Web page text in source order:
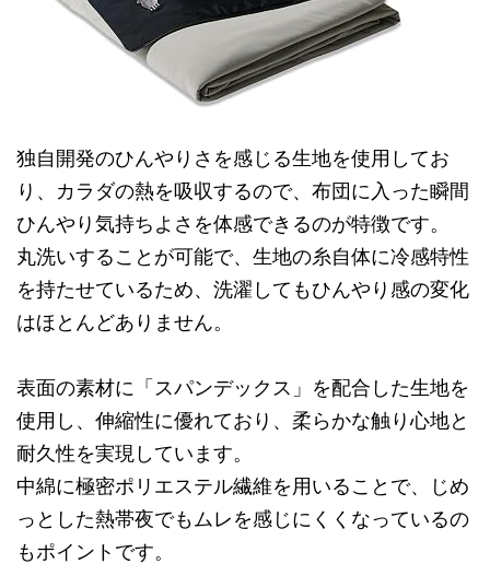
独自開発のひんやりさを感じる生地を使用してお
り、カラダの熱を吸収するので、布団に入った瞬間
ひんやり気持ちよさを体感できるのが特徴です。
丸洗いすることが可能で、生地の糸自体に冷感特性
を持たせているため、洗濯してもひんやり感の変化
はほとんどありません。
表面の素材に「スパンデックス」を配合した生地を
使用し、伸縮性に優れており、柔らかな触り心地と
耐久性を実現しています。
中綿に極密ポリエステル繊維を用いることで、じめ
っとした熱帯夜でもムレを感じにくくなっているの
もポイントです。